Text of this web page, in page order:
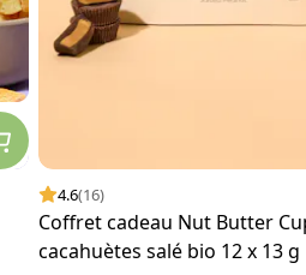
4.6(16)
Coffret cadeau Nut Butter
cacahuètes salé bio 12 x 13 g